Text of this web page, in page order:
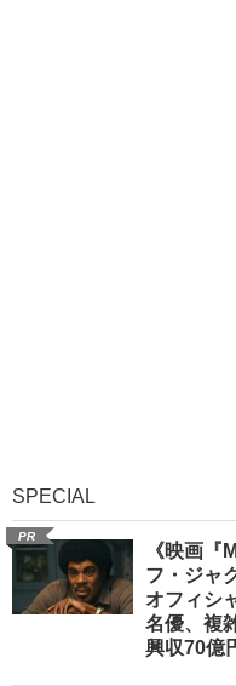
SPECIAL
PR
《映画
フ・ジャ
オフィシ
名優、複
興収70億